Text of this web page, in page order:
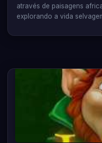
através de paisagens
explorando a vida